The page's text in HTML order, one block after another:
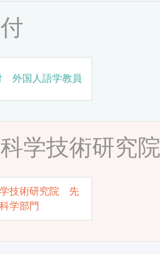
外国人語学教員
学技術研究
技術研究院 先
学部門